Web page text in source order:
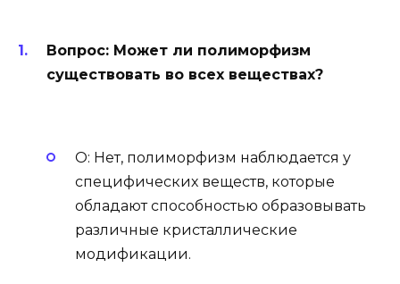
Вопрос: Может ли полиморфизм
существовать во всех веществах?
О: Нет, полиморфизм наблюдается у
специфических веществ, которые
обладают способностью образовывать
различные кристаллические
модификации.